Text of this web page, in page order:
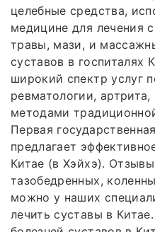
целебные средства,
медицине для лечения
травы, мази, и
суставов в госпиталях
широкий спектр услуг
ревматологии, артрита,
методами
Первая
предлагает
Китае (в Хэйхэ).
тазобедренных,
можно у наших
лечить суставы в